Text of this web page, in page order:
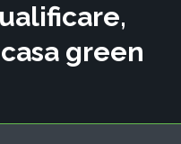
green